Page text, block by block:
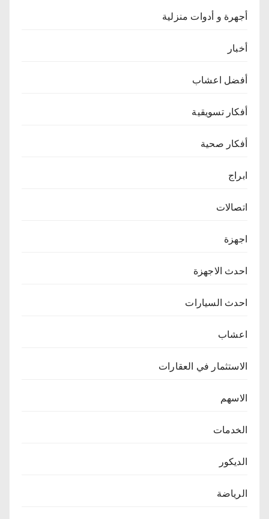
أجهرة و أدوات منزلية
أخبار
أفضل اعشاب
أفكار تسويقية
أفكار صحية
ابراج
اتصالات
اجهزة
احدث الاجهزة
احدث السيارات
اعشاب
الاستثمار في العقارات
الاسهم
الخدمات
الديكور
الرياضة